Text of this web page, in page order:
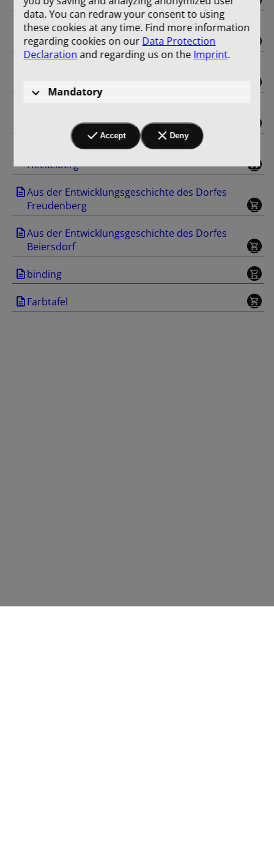
Aus der Entwicklungsgeschichte von Dorf und
Gut Trampe
Aus der Entwicklungsgeschichte des Dorfes
Heckelberg
Aus der Entwicklungsgeschichte des Dorfes
Freudenberg
Aus der Entwicklungsgeschichte des Dorfes
Beiersdorf
binding
Farbtafel
data. You can redraw your consent to using
these cookies at any time. Find more information
regarding cookies on our Data Protection
Declarationand regarding us on the Imprint.
Mandatory
Accept Deny